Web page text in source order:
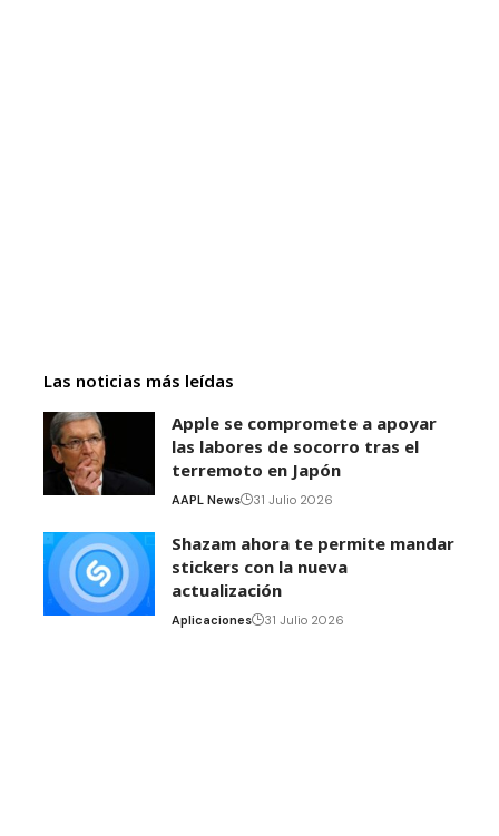
Las noticias más leídas
Apple se compromete a apoyar
las labores de socorro tras el
terremoto en Japón
AAPL News 31 Julio 2026
Shazam ahora te permite mandar
stickers con la nueva
actualización
Aplicaciones 31 Julio 2026